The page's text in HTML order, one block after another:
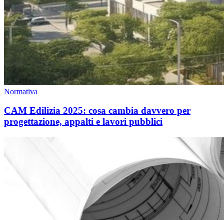
Normativa
CAM Edilizia 2025: cosa cambia davvero per
progettazione, appalti e lavori pubblici